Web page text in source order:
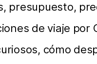
presupuesto,
de viaje por
cómo